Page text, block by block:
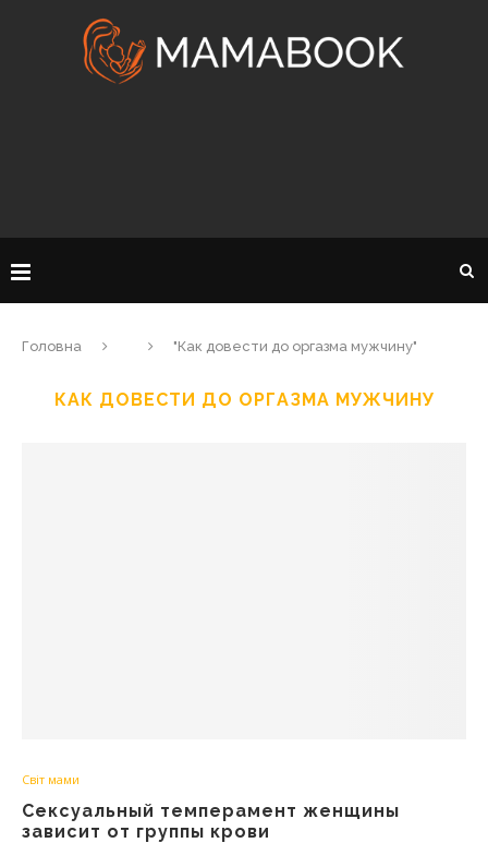
Головна "Как довести до оргазма мужчину"
КАК ДОВЕСТИ ДО ОРГАЗМА МУЖЧИНУ
Світ мами
Сексуальный темперамент женщины
зависит от группы крови